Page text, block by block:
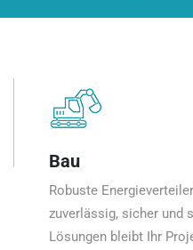
Bau
Robuste
zuverlässig, sicher und
Lösungen bleibt Ihr